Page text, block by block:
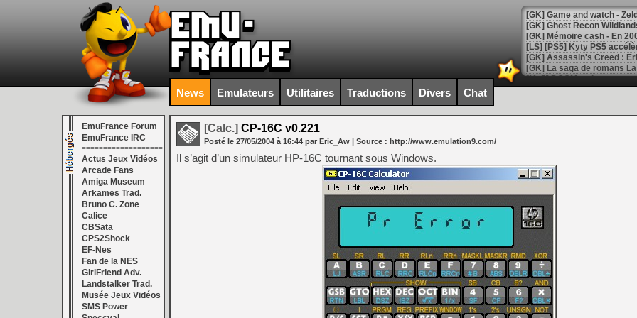
[Mo5] DOOM arrive en
[GK] Bethesda fête les 30
[GK] Roblox : l'action en
[GK] Agenda - GeForce
[LS] [PS5] ps5-y2jb-
[GK] Pourquoi Marvel
[GK] Test : Restory : Chill
[GK] GTA 6 : Rockstar
[GK] Hot Wheels Infinite
[GK] Mémoire cash -
[GK] Résultats Nintendo :
[GK] Déjà des
[Mo5] Brickboy cherche à
[GK] Minecraft et ses «
News Emulateurs Utilitaires Traductions Divers Chat
EmuFrance Forum
EmuFrance IRC
===================
Actus Jeux Vidéos
Arcade Fans
Amiga Museum
Arkames Trad.
Bruno C. Zone
Calice
CBSata
CPS2Shock
EF-Nes
Fan de la NES
GirlFriend Adv.
Landstalker Trad.
Musée Jeux Vidéos
SMS Power
[Calc.] CP-16C v0.221
Posté le 27/05/2004 à 16:44 par Eric_Aw | Source : http://www.emulation9.com/
Il s’agit d’un simulateur HP-16C tournant sous Windows.